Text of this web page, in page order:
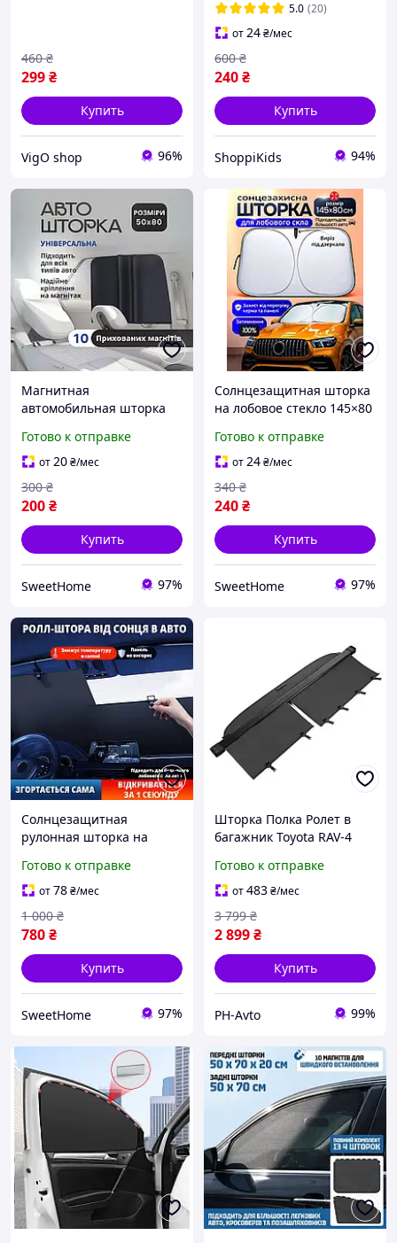
299₴
460 ₴
Купить
VigO shop 96%
5.0 (20)
от24₴/мес
240₴
600 ₴
Купить
ShoppiKids 94%
Магнитная
автомобильная шторка
на боковое окно
автомобиля
Готово к отправке
от20₴/мес
200₴
300 ₴
Купить
SweetHome 97%
Солнцезащитная шторка
на лобовое стекло 145×80
автомобильный экран с
чехлом, серебристо-
черный
Готово к отправке
от24₴/мес
240₴
340 ₴
Купить
SweetHome 97%
Солнцезащитная
рулонная шторка на
регулируемая ширина 72
140 см, автоматическое
сворачивание, черная
Готово к отправке
от78₴/мес
780₴
1 000 ₴
Купить
SweetHome 97%
Шторка Полка Ролет в
багажник Toyota RAV-4
Готово к отправке
от483₴/мес
2 899₴
3 799 ₴
Купить
PH-Avto 99%